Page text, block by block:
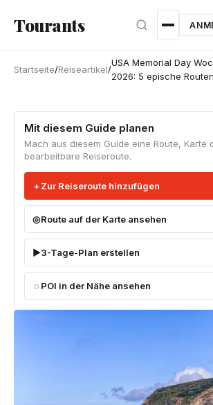
Tourants
Startseite/Reiseartikel/
USA Memorial Day
2026: 5 epische Routen
Mit diesem Guide planen
Mach aus diesem Guide eine Route, Karte
bearbeitbare Reiseroute.
Zur Reiseroute hinzufügen
Route auf der Karte ansehen
3-Tage-Plan erstellen
POI in der Nähe ansehen